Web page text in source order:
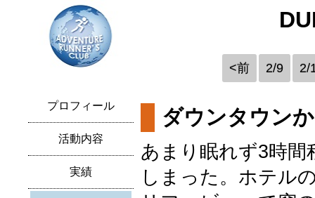
プロフィール
活動内容
実績
<前 2/9 2/
ダウンタウン
あまり眠れず3時間
しまった。ホテル